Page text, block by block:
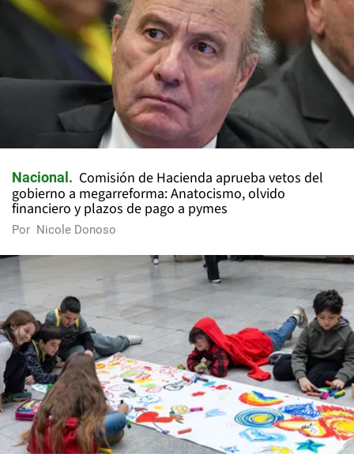
Nacional
Comisión de Hacienda aprueba vetos del
gobierno a megarreforma: Anatocismo, olvido
financiero y plazos de pago a pymes
Por Nicole Donoso